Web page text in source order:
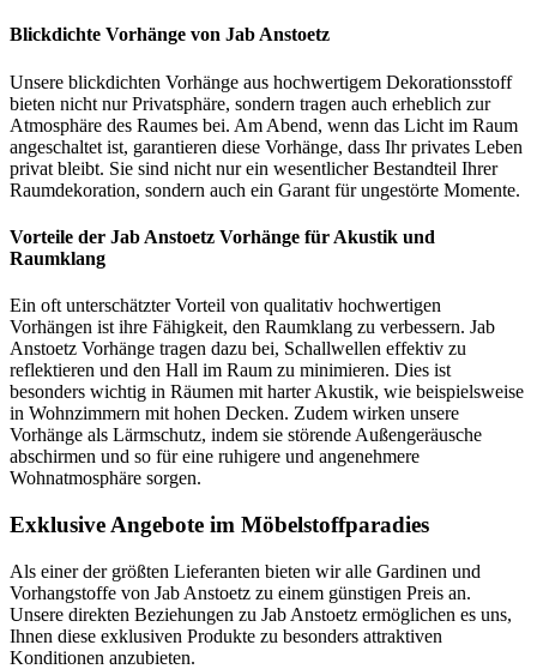
Blickdichte Vorhänge von Jab Anstoetz
Unsere blickdichten Vorhänge aus hochwertigem Dekorationsstoff
bieten nicht nur Privatsphäre, sondern tragen auch erheblich zur
Atmosphäre des Raumes bei. Am Abend, wenn das Licht im Raum
angeschaltet ist, garantieren diese Vorhänge, dass Ihr privates Leben
privat bleibt. Sie sind nicht nur ein wesentlicher Bestandteil Ihrer
Raumdekoration, sondern auch ein Garant für ungestörte Momente.
Vorteile der Jab Anstoetz Vorhänge für Akustik und
Raumklang
Ein oft unterschätzter Vorteil von qualitativ hochwertigen
Vorhängen ist ihre Fähigkeit, den Raumklang zu verbessern. Jab
Anstoetz Vorhänge tragen dazu bei, Schallwellen effektiv zu
reflektieren und den Hall im Raum zu minimieren. Dies ist
besonders wichtig in Räumen mit harter Akustik, wie beispielsweise
in Wohnzimmern mit hohen Decken. Zudem wirken unsere
Vorhänge als Lärmschutz, indem sie störende Außengeräusche
abschirmen und so für eine ruhigere und angenehmere
Wohnatmosphäre sorgen.
Exklusive Angebote im Möbelstoffparadies
Als einer der größten Lieferanten bieten wir alle Gardinen und
Vorhangstoffe von Jab Anstoetz zu einem günstigen Preis an.
Unsere direkten Beziehungen zu Jab Anstoetz ermöglichen es uns,
Ihnen diese exklusiven Produkte zu besonders attraktiven
Konditionen anzubieten.